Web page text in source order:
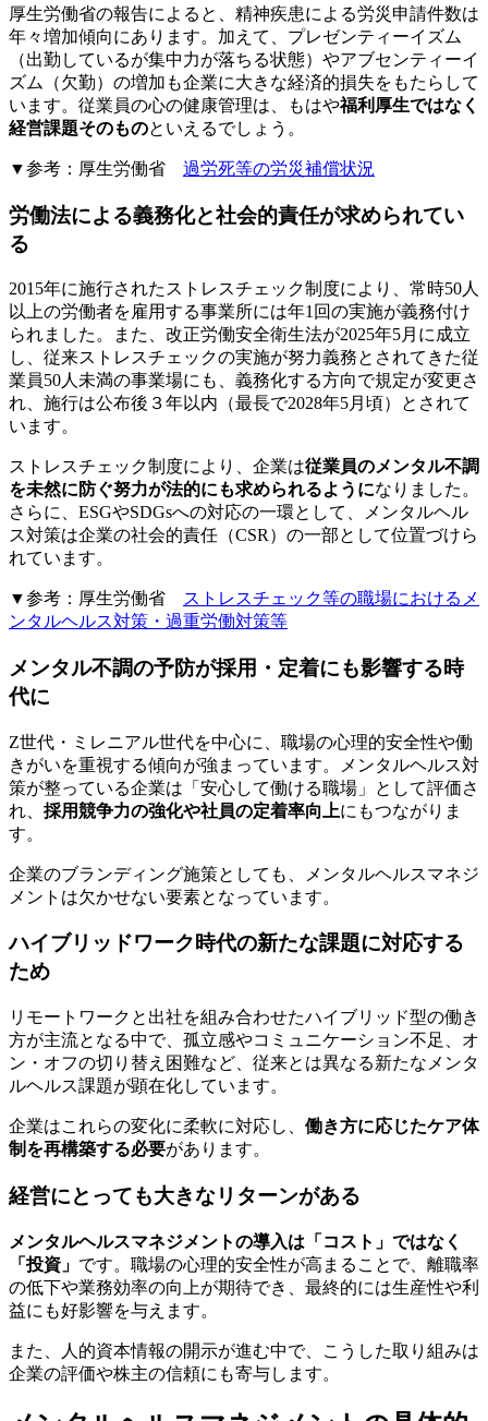
厚生労働省の報告によると、精神疾患による労災申請件数は
年々増加傾向にあります。加えて、プレゼンティーイズム
（出勤しているが集中力が落ちる状態）やアブセンティーイ
ズム（欠勤）の増加も企業に大きな経済的損失をもたらして
います。従業員の心の健康管理は、もはや福利厚生ではなく
経営課題そのものといえるでしょう。
▼参考：厚生労働省 過労死等の労災補償状況
労働法による義務化と社会的責任が求められてい
る
2015年に施行されたストレスチェック制度により、常時50人
以上の労働者を雇用する事業所には年1回の実施が義務付け
られました。また、改正労働安全衛生法が2025年5月に成立
し、従来ストレスチェックの実施が努力義務とされてきた従
業員50人未満の事業場にも、義務化する方向で規定が変更さ
れ、施行は公布後３年以内（最長で2028年5月頃）とされて
います。
ストレスチェック制度により、企業は従業員のメンタル不調
を未然に防ぐ努力が法的にも求められるようになりました。
さらに、ESGやSDGsへの対応の一環として、メンタルヘル
ス対策は企業の社会的責任（CSR）の一部として位置づけら
れています。
▼参考：厚生労働省
ストレスチェック等の職場におけるメ
ンタルヘルス対策・過重労働対策等
メンタル不調の予防が採用・定着にも影響する時
代に
Z世代・ミレニアル世代を中心に、職場の心理的安全性や働
きがいを重視する傾向が強まっています。メンタルヘルス対
策が整っている企業は「安心して働ける職場」として評価さ
れ、 採用競争力の強化や社員の定着率向上にもつながりま
す。
企業のブランディング施策としても、メンタルヘルスマネジ
メントは欠かせない要素となっています。
ハイブリッドワーク時代の新たな課題に対応する
ため
リモートワークと出社を組み合わせたハイブリッド型の働き
方が主流となる中で、孤立感やコミュニケーション不足、オ
ン・オフの切り替え困難など、従来とは異なる新たなメンタ
ルヘルス課題が顕在化しています。
企業はこれらの変化に柔軟に対応し、 働き方に応じたケア体
制を再構築する必要があります。
経営にとっても大きなリターンがある
メンタルヘルスマネジメントの導入は「コスト」ではなく
「投資」 です。職場の心理的安全性が高まることで、離職率
の低下や業務効率の向上が期待でき、最終的には生産性や利
益にも好影響を与えます。
また、人的資本情報の開示が進む中で、こうした取り組みは
企業の評価や株主の信頼にも寄与します。